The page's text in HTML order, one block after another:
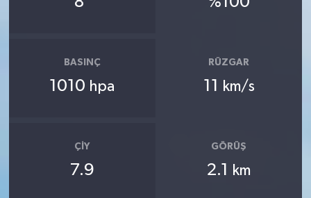
BASINÇ
1010 hpa
RÜZGAR
11 km/s
ÇIY
7.9
GÖRÜŞ
2.1 km